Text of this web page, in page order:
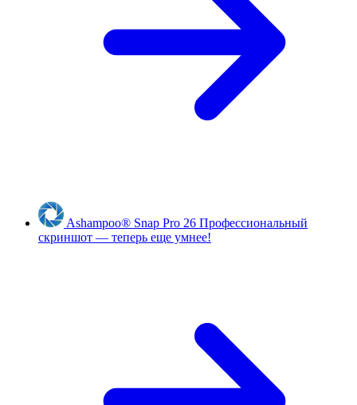
Ashampoo® Snap Pro 26 Профессиональный
скриншот — теперь еще умнее!